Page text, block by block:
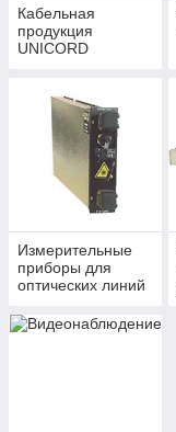
Кабельная
продукция
UNICORD
Измерительные
приборы для
оптических линий